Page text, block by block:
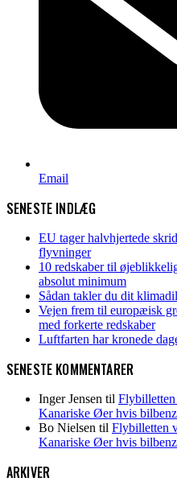
Email
SENESTE INDLÆG
EU tager halvhjertede
flyvninger
10 redskaber til
absolut minimum
Sådan takler du dit
Vejen frem til europæisk
med forkerte redskaber
Luftfarten har kronede
SENESTE KOMMENTARER
Inger Jensen til
Kanariske Øer hvis
Bo Nielsen til Flybilletten
Kanariske Øer hvis
ARKIVER